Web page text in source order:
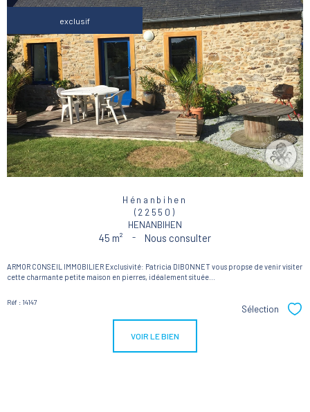
exclusif
Hénanbihen
(22550)
HENANBIHEN
45 m² - Nous consulter
ARMOR CONSEIL IMMOBILIER Exclusivité: Patricia DIBONNET vous propse de venir visiter
cette charmante petite maison en pierres, idéalement située...
Réf : 14147
Sélection
VOIR LE BIEN